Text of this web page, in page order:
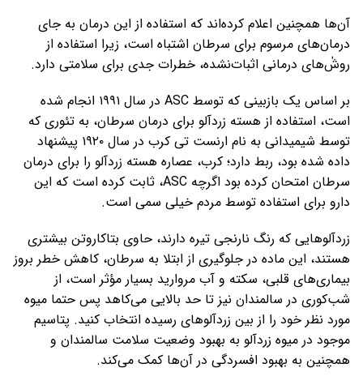
آن‌ها همچنین اعلام کرده‌اند که استفاده از این درمان به جای
درمان‌های مرسوم برای سرطان اشتباه است، زیرا استفاده از
روشٰ‌های درمانی اثبات‌نشده، خطرات جدی برای سلامتی دارد.
بر اساس یک بازبینی که توسط ASC در سال ۱۹۹۱ انجام شده
است، استفاده از هسته زردآلو برای درمان سرطان، به تئوری که
توسط شیمیدانی به نام ارنست تی کرب در سال ۱۹۲۰ پیشنهاد
داده شده بود، ربط دارد؛ کرب، عصاره هسته زردآلو را برای درمان
سرطان امتحان کرده بود اگرچه ASC، ثابت کرده است که این
دارو برای استفاده توسط مردم خیلی سمی است.
زردآلوهایی که رنگ نارنجی تیره دارند، حاوی بتاکاروتن بیشتری
هستند، این ماده در جلوگیری از ابتلا به سرطان، کاهش خطر بروز
بیماری‌های قلبی، سکته و آب مروارید بسیار مؤثر است، از
شب‌کوری در سالمندان نیز تا حد بالایی می‌کاهد پس حتما میوه
مورد نظر خود را از بین زردآلوهای رسیده انتخاب کنید. پتاسیم
موجود در میوه زردآلو به بهبود وضعیت سلامت سالمندان و
همچنین به بهبود افسردگی در آن‌ها کمک می‌کند.